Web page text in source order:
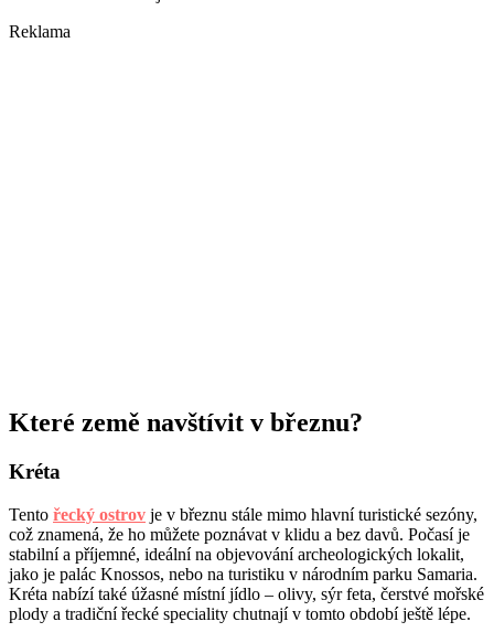
Reklama
Které země navštívit v březnu?
Kréta
Tento řecký ostrov je v březnu stále mimo hlavní turistické sezóny,
což znamená, že ho můžete poznávat v klidu a bez davů. Počasí je
stabilní a příjemné, ideální na objevování archeologických lokalit,
jako je palác Knossos, nebo na turistiku v národním parku Samaria.
Kréta nabízí také úžasné místní jídlo – olivy, sýr feta, čerstvé mořské
plody a tradiční řecké speciality chutnají v tomto období ještě lépe.